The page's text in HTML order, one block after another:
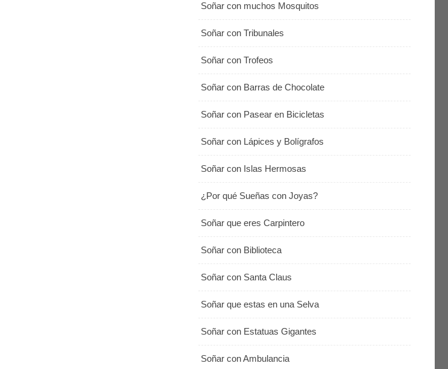
Soñar con muchos Mosquitos
Soñar con Tribunales
Soñar con Trofeos
Soñar con Barras de Chocolate
Soñar con Pasear en Bicicletas
Soñar con Lápices y Bolígrafos
Soñar con Islas Hermosas
¿Por qué Sueñas con Joyas?
Soñar que eres Carpintero
Soñar con Biblioteca
Soñar con Santa Claus
Soñar que estas en una Selva
Soñar con Estatuas Gigantes
Soñar con Ambulancia